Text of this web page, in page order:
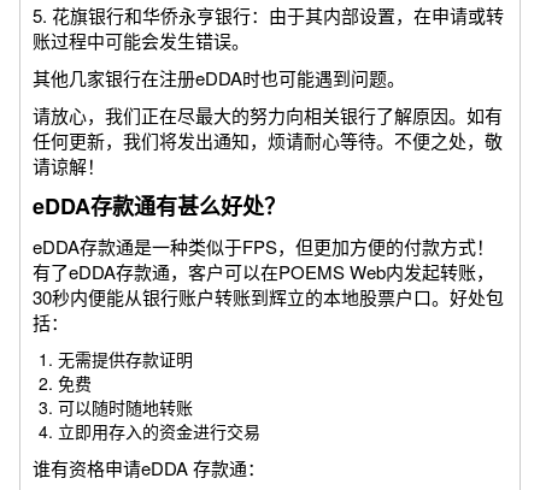
5. 花旗银行和华侨永亨银行：由于其内部设置，在申请或转
账过程中可能会发生错误。
其他几家银行在注册eDDA时也可能遇到问题。
请放心，我们正在尽最大的努力向相关银行了解原因。如有
任何更新，我们将发出通知，烦请耐心等待。不便之处，敬
请谅解！
eDDA存款通有甚么好处？
eDDA存款通是一种类似于FPS，但更加方便的付款方式！
有了eDDA存款通，客户可以在POEMS Web内发起转账，
30秒内便能从银行账户转账到辉立的本地股票户口。好处包
括：
无需提供存款证明
免费
可以随时随地转账
立即用存入的资金进行交易
谁有资格申请eDDA 存款通：